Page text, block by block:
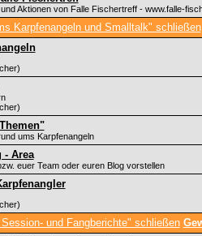
Aktionen von Falle Fischertreff - www.falle-
ums Karpfenangeln
- Area
euer Team oder euren Blog vorstellen